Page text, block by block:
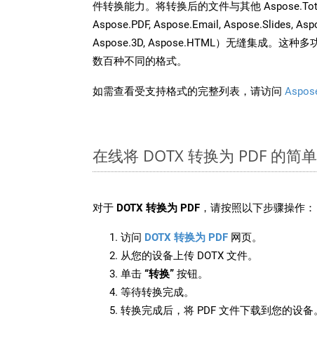
件转换能力。将转换后的文件与其他
Aspose.PDF, Aspose.Email, Aspose.Slides,
Aspose.3D, Aspose.HTML）无缝集成。这种多
数百种不同的格式。
如需查看受支持格式的完整列表，请访问
在线将 DOTX 转换为 PDF 的简
对于 DOTX 转换为 PDF ，请按照以下步骤操作：
访问 DOTX 转换为 PDF 网页。
从您的设备上传 DOTX 文件。
单击 “转换” 按钮。
等待转换完成。
转换完成后，将 PDF 文件下载到您的设备。